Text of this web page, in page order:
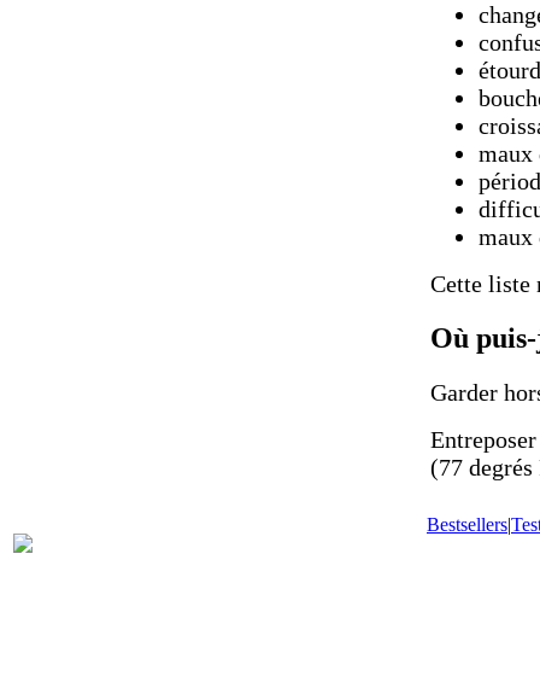
maux
maux
Cette liste
Où
Garder
(77
Bestsellers|